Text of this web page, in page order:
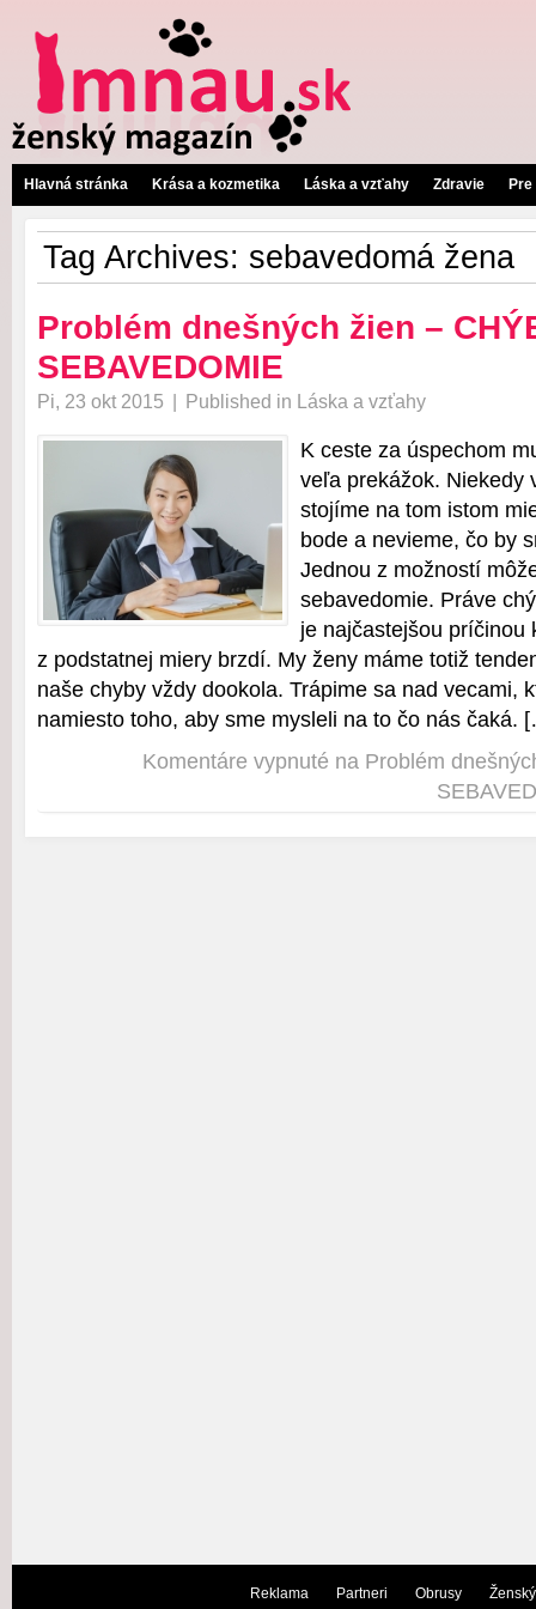
Hlavná stránka Krása a kozmetika Láska a vzťahy Zdravie
Tag Archives: sebavedomá žena
Problém dnešných žien –
SEBAVEDOMIE
Pi, 23 okt 2015 | Published in Láska a vzťahy
K ceste za úspechom
veľa prekážok. Niekedy
stojíme na tom istom
bode a nevieme, čo by
Jednou z možností
sebavedomie. Práve
je najčastejšou príčinou
z podstatnej miery brzdí. My ženy máme totiž
naše chyby vždy dookola. Trápime sa nad vecami,
namiesto toho, aby sme mysleli na to čo nás čaká.
Komentáre vypnuté na Problém
Reklama Partneri Obrusy